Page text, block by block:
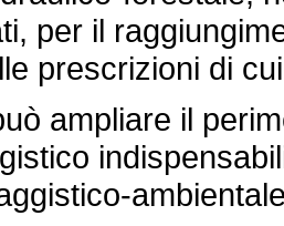
per il
prescrizioni di
ampliare il